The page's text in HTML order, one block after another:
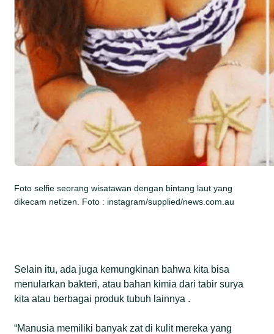
Foto selfie seorang wisatawan dengan bintang laut yang
dikecam netizen. Foto : instagram/supplied/news.com.au
Selain itu, ada juga kemungkinan bahwa kita bisa
menularkan bakteri, atau bahan kimia dari tabir surya
kita atau berbagai produk tubuh lainnya .
“Manusia memiliki banyak zat di kulit mereka yang